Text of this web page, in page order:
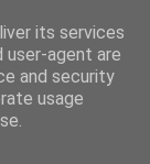
και αν
δοκιμάσουμε,
365 ημέρες
its services
user-agent are
and security
usage